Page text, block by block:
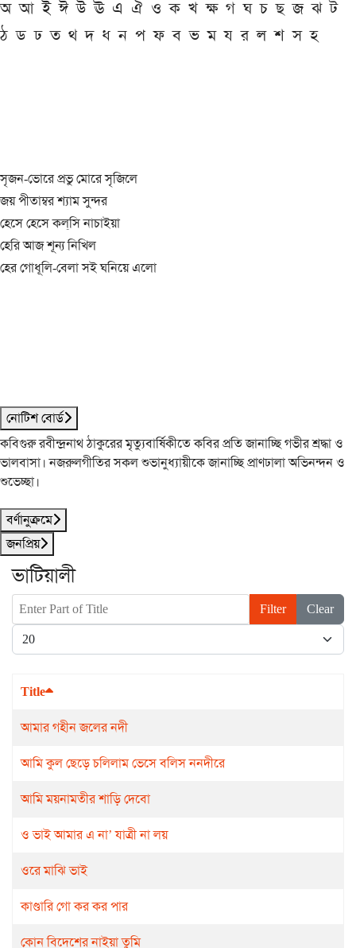
অ আ ই ঈ উ ঊ এ ঐ ও ক খ ক্ষ গ ঘ চ ছ জ ঝ ট
ঠ ড ঢ ত থ দ ধ ন প ফ ব ভ ম য র ল শ স হ
সৃজন-ভোরে প্রভু মোরে সৃজিলে
জয় পীতাম্বর শ্যাম সুন্দর
হেসে হেসে কল্‌সি নাচাইয়া
হেরি আজ শূন্য নিখিল
হের গোধূলি-বেলা সই ঘনিয়ে এলো
নোটিশ বোর্ড
কবিগুরু রবীন্দ্রনাথ ঠাকুরের মৃত্যুবার্ষিকীতে কবির প্রতি জানাচ্ছি গভীর শ্রদ্ধা ও
ভালবাসা। নজরুলগীতির সকল শুভানুধ্যায়ীকে জানাচ্ছি প্রাণঢালা অভিনন্দন ও
শুভেচ্ছা।
বর্ণানুক্রমে
জনপ্রিয়
ভাটিয়ালী
Enter Part of Title Filter
Clear
Display #
Title
আমার গহীন জলের নদী
আমি কুল ছেড়ে চলিলাম ভেসে বলিস ননদীরে
আমি ময়নামতীর শাড়ি দেবো
ও ভাই আমার এ না’ যাত্রী না লয়
ওরে মাঝি ভাই
কাণ্ডারি গো কর কর পার
কোন্ বিদেশের নাইয়া তুমি